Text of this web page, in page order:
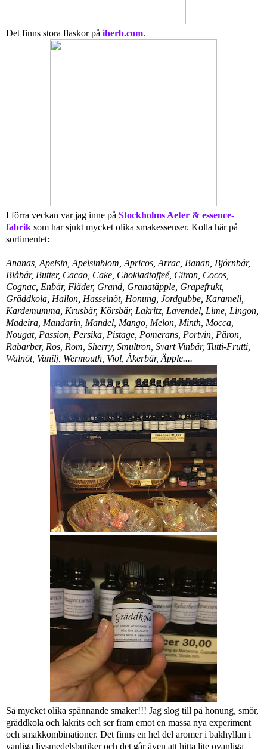
Det finns stora flaskor på iherb.com.
I förra veckan var jag inne på Stockholms Aeter & essence-
fabrik som har sjukt mycket olika smakessenser. Kolla här på
sortimentet:
Ananas, Apelsin, Apelsinblom, Apricos, Arrac, Banan, Björnbär,
Blåbär, Butter, Cacao, Cake, Chokladtoffeé, Citron, Cocos,
Cognac, Enbär, Fläder, Grand, Granatäpple, Grapefrukt,
Gräddkola, Hallon, Hasselnöt, Honung, Jordgubbe, Karamell,
Kardemumma, Krusbär, Körsbär, Lakritz, Lavendel, Lime, Lingon,
Madeira, Mandarin, Mandel, Mango, Melon, Minth, Mocca,
Nougat, Passion, Persika, Pistage, Pomerans, Portvin, Päron,
Rabarber, Ros, Rom, Sherry, Smultron, Svart Vinbär, Tutti-Frutti,
Walnöt, Vanilj, Wermouth, Viol, Åkerbär, Äpple....
Så mycket olika spännande smaker!!! Jag slog till på honung, smör,
gräddkola och lakrits och ser fram emot en massa nya experiment
och smakkombinationer. Det finns en hel del aromer i bakhyllan i
vanliga livsmedelsbutiker och det går även att hitta lite ovanliga